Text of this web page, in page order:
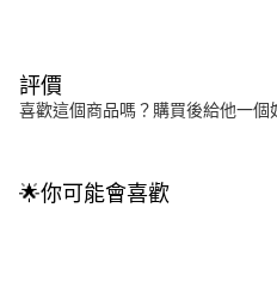
評價
喜歡這個商品嗎？購買後給他一個
🌟你可能會喜歡